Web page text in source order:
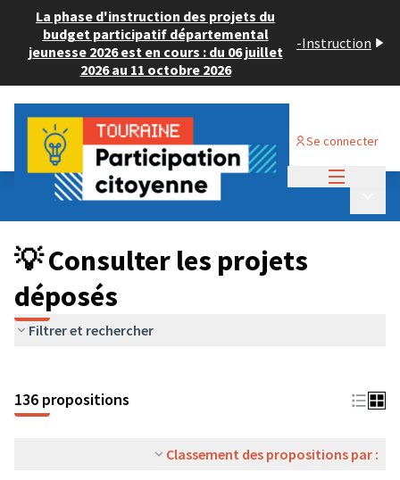
La phase d'instruction des projets du
budget participatif départemental
jeunesse 2026 est en cours : du 06 juillet
2026 au 11 octobre 2026
-Instruction
Se connecter
Budget Participatif JEUNESSE 2024
💡 Consulter les projets déposés
💡 Consulter les projets
déposés
Filtrer et rechercher
136 propositions
Classement des propositions par :